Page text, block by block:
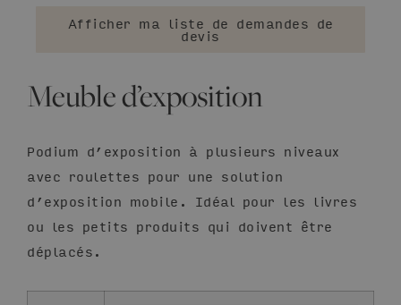
Afficher ma liste de demandes de
devis
Meuble d’exposition
Podium d’exposition à plusieurs niveaux
avec roulettes pour une solution
d’exposition mobile. Idéal pour les livres
ou les petits produits qui doivent être
déplacés.